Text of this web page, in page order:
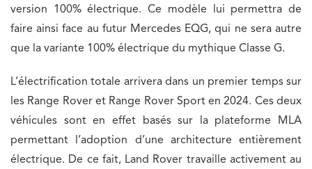
version 100% électrique. Ce modèle lui permettra de
faire ainsi face au futur Mercedes EQG, qui ne sera autre
que la variante 100% électrique du mythique Classe G.
L’électrification totale arrivera dans un premier temps sur
les Range Rover et Range Rover Sport en 2024. Ces deux
véhicules sont en effet basés sur la plateforme MLA
permettant l’adoption d’une architecture entièrement
électrique. De ce fait, Land Rover travaille activement au